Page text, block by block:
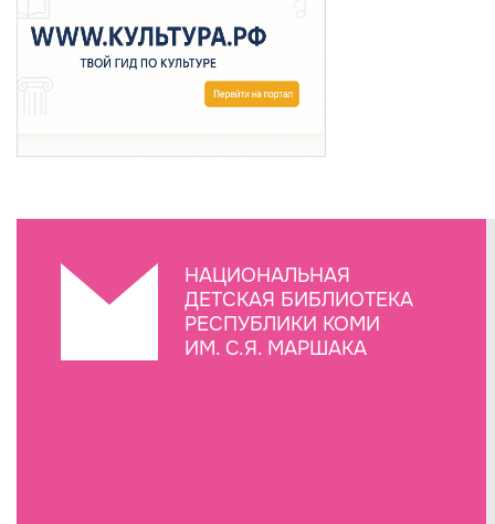
НАЦИОНАЛЬНАЯ
ДЕТСКАЯ БИБЛИОТЕКА
РЕСПУБЛИКИ КОМИ
ИМ. С.Я. МАРШАКА